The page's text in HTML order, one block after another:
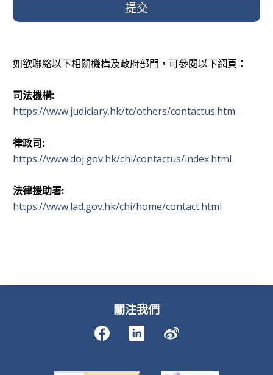
提交
如欲聯絡以下相關機構及政府部門，可參閱以下網頁：
司法機構:
https://www.judiciary.hk/tc/others/contactus.htm
律政司:
https://www.doj.gov.hk/chi/contactus/index.html
法律援助署:
https://www.lad.gov.hk/chi/home/contact.html
關注我們